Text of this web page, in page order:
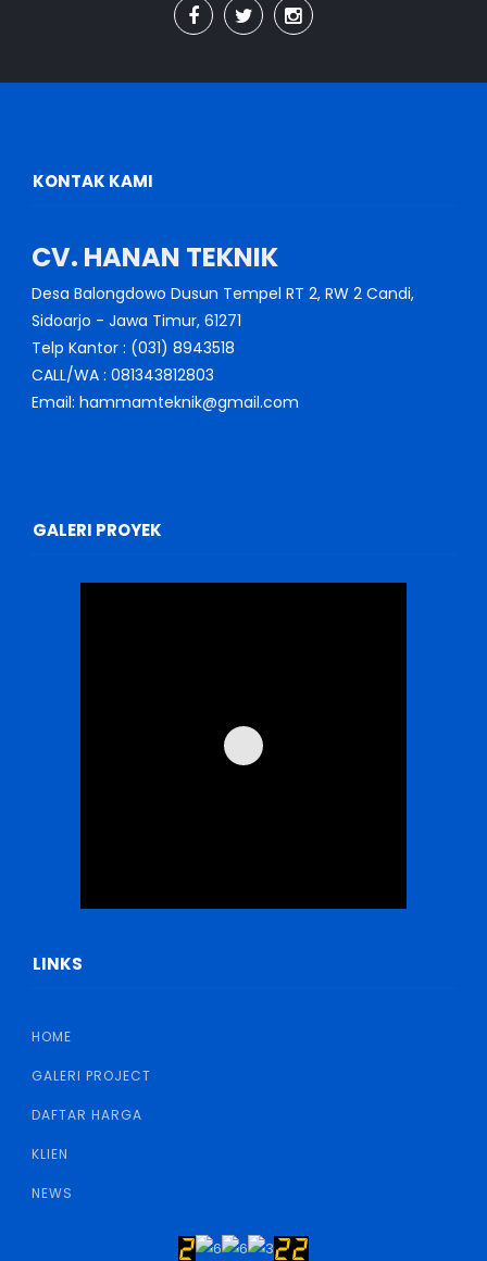
KONTAK KAMI
CV. HANAN TEKNIK
Desa Balongdowo Dusun Tempel RT 2, RW 2 Candi,
Sidoarjo - Jawa Timur, 61271
Telp Kantor : (031) 8943518
CALL/WA : 081343812803
Email: hammamteknik@gmail.com
GALERI PROYEK
LINKS
HOME
GALERI PROJECT
DAFTAR HARGA
KLIEN
NEWS